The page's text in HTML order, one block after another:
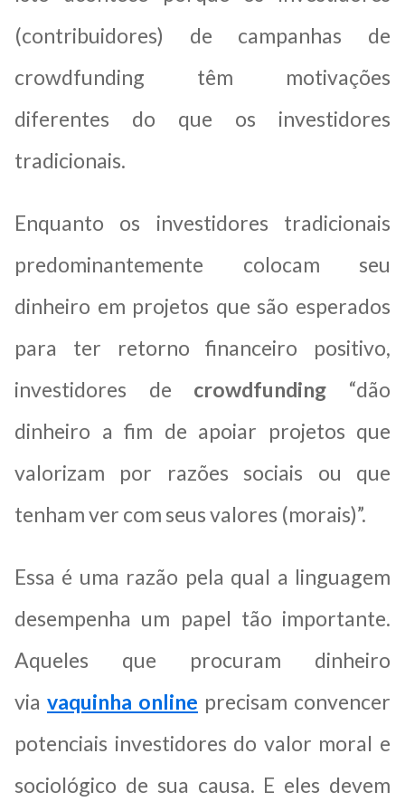
(contribuidores) de campanhas de
crowdfunding têm motivações
diferentes do que os investidores
tradicionais.
Enquanto os investidores tradicionais
predominantemente colocam seu
dinheiro em projetos que são esperados
para ter retorno financeiro positivo,
investidores de crowdfunding “dão
dinheiro a fim de apoiar projetos que
valorizam por razões sociais ou que
tenham ver com seus valores (morais)”.
Essa é uma razão pela qual a linguagem
desempenha um papel tão importante.
Aqueles que procuram dinheiro
via vaquinha online precisam convencer
potenciais investidores do valor moral e
sociológico de sua causa. E eles devem